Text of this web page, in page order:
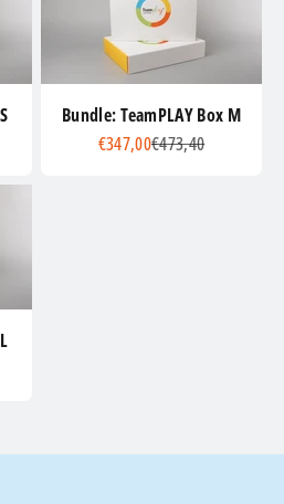
Bundle: TeamPLAY Box M
Angebot
€347,00Regulärer Preis
€473,40